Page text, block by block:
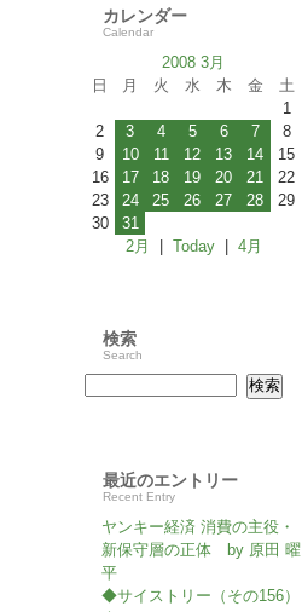
カレンダー
Calendar
2008 3月
日
月 火 水 木 金
土
1
2
3 4 5 6 7
8
9
10 11 12 13 14
15
16
17 18 19 20 21
22
23
24 25 26 27 28
29
30
31
2月
Today| 4月
検索
Search
最近のエントリー
Recent Entry
ヤンキー経済 消費の主役・
新保守層の正体 by 原田 曜
平
◆サイストリー（その156）